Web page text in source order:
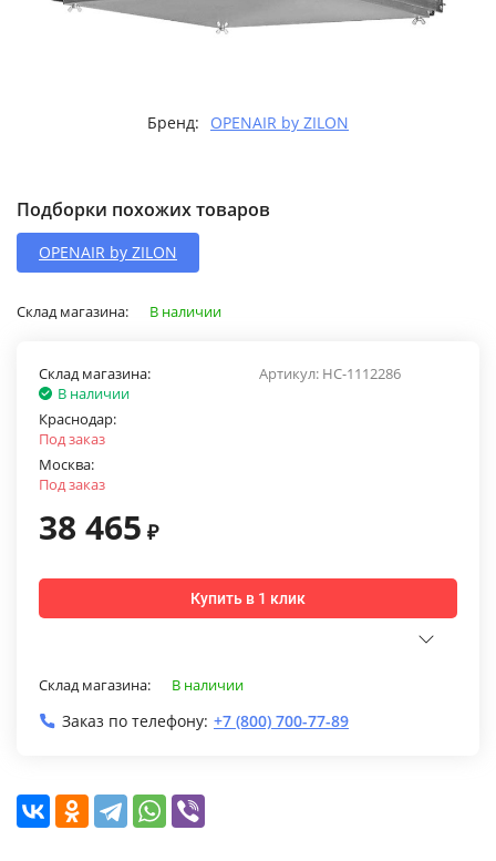
Бренд: OPENAIR by ZILON
Подборки похожих товаров
OPENAIR by ZILON
Склад магазина: В наличии
Артикул: НС-1112286
Склад магазина:
В наличии
Краснодар:
Под заказ
Москва:
Под заказ
38 465 ₽
Купить в 1 клик
Склад магазина: В наличии
Заказ по телефону: +7 (800) 700-77-89